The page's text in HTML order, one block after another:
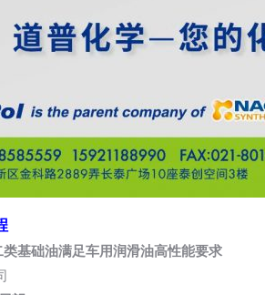
基础油满足车用润滑油高性能要求